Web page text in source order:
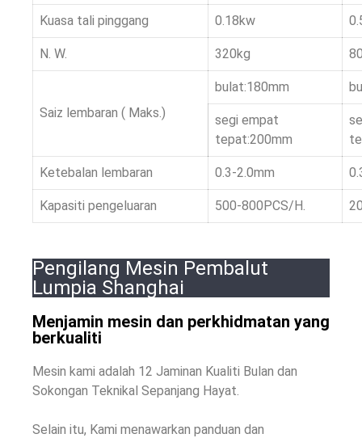
Kuasa tali pinggang 0.18kw
N. W. 320kg
Saiz lembaran ( Maks.)
bulat:180mm
segi empat
tepat:200mm
Ketebalan lembaran 0.3-2.0mm
Kapasiti pengeluaran 500-800PCS/H.
Pengilang Mesin Pembalut
Lumpia Shanghai
Menjamin mesin dan perkhidmatan yang
berkualiti
Mesin kami adalah 12 Jaminan Kualiti Bulan dan
Sokongan Teknikal Sepanjang Hayat.
Selain itu, Kami menawarkan panduan dan